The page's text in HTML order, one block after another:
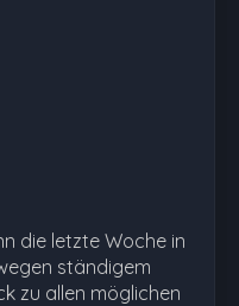
die letzte Woche in
ständigem
zu allen möglichen